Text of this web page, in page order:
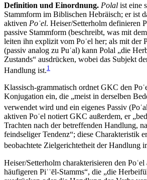
Definition und Einordnung. Polal ist eine
Stammform im Biblischen Hebräisch; er ist
aktiven Poʿel. Heiser/Setterholm definieren
passive Stammform (beschreibt, was mit
leiten ihn explizit vom Poʿel her; als mit der
(passiv analog zu Puʿal) kann Polal „die
Zustands“ ausdrücken, wobei das Subjekt
Handlung ist.1
Klassisch-grammatisch ordnet GKC den
Konjugation ein, die „meist in derselben
verwendet wird und ein eigenes Passiv
aktiven Poʿel notiert GKC außerdem, er
Trachten nach der betreffenden Handlung,
feindseliger Tendenz“; diese Charakteristik
beobachtete Zielgerichtetheit der Handlung
Heiser/Setterholm charakterisieren den Poʿel
häufigeren Piʿʿēl‑Stamms“, die „die